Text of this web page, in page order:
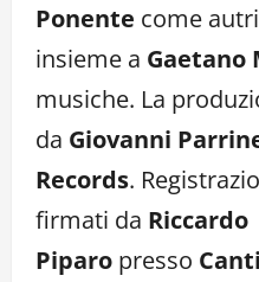
Ponente come
insieme a Gaetano
musiche. La
da Giovanni
Records.
firmati da Riccardo
Piparo presso